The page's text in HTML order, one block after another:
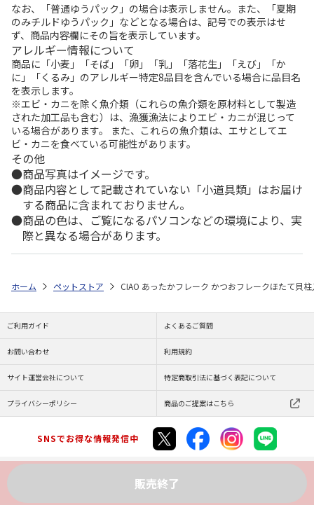
なお、「普通ゆうパック」の場合は表示しません。また、「夏期
のみチルドゆうパック」などとなる場合は、記号での表示はせ
ず、商品内容欄にその旨を表示しています。
アレルギー情報について
商品に「小麦」「そば」「卵」「乳」「落花生」「えび」「か
に」「くるみ」のアレルギー特定8品目を含んでいる場合に品目名
を表示します。
※エビ・カニを除く魚介類（これらの魚介類を原材料として製造
された加工品も含む）は、漁獲漁法によりエビ・カニが混じって
いる場合があります。 また、これらの魚介類は、エサとしてエ
ビ・カニを食べている可能性があります。
その他
商品写真はイメージです。
商品内容として記載されていない「小道具類」はお届け
する商品に含まれておりません。
商品の色は、ご覧になるパソコンなどの環境により、実
際と異なる場合があります。
販売終了
ホーム ペットストア CIAO あったかフレーク かつおフレークほたて貝
ご利用ガイド よくあるご質問
お問い合わせ 利用規約
サイト運営会社について 特定商取引法に基づく表記について
プライバシーポリシー 商品のご提案はこちら
SNSでお得な情報発信中